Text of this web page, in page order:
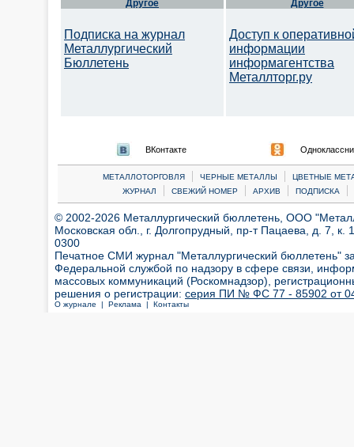
Другое
Подписка на журнал
Металлургический
Бюллетень
Другое
Доступ к
информации
информагентства
Металлторг.ру
ВКонтакте
МЕТАЛЛОТОРГОВЛЯ | ЧЕРНЫЕ МЕТАЛЛЫ |
ЦВЕТНЫЕ
ЖУРНАЛ
| СВЕЖИЙ НОМЕР | АРХИВ | ПОДПИСКА |
© 2002-2026 Металлургический бюллетень, ООО
Московская обл., г. Долгопрудный, пр-т Пацаева, д. 7,
0300
Печатное СМИ журнал "Металлургический бюллетень"
Федеральной службой по надзору в сфере связи,
массовых коммуникаций (Роскомнадзор),
решения о регистрации: серия ПИ № ФС 77 - 85902 от 04
О журнале | Реклама | Контакты